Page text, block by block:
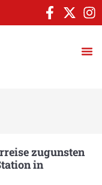
zugunsten
in